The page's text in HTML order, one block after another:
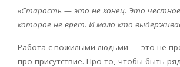
«Старость — это не конец. Это честное
которое не врет. И мало кто
Работа с пожилыми людьми — это не
про присутствие. Про то, чтобы быть